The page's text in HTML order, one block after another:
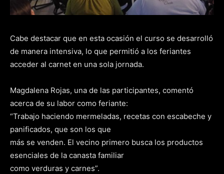
Cabe destacar que en esta ocasión el curso se desarrolló
de manera intensiva, lo que permitió a los feriantes
acceder al carnet en una sola jornada.
Magdalena Rojas, una de las participantes, comentó
acerca de su labor como feriante:
“Trabajo haciendo mermeladas, recetas con escabeche y
panificados, que son los que
más se venden. El vecino primero busca los productos
esenciales de la canasta familiar
como verduras y carnes”.